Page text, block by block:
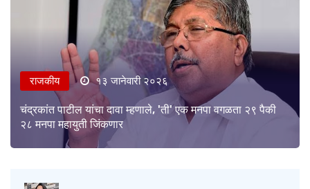
राजकीय १३ जानेवारी २०२६
चंद्रकांत पाटील यांचा दावा म्हणाले, 'ती' एक मनपा वगळता २९ पैकी
२८ मनपा महायुती जिंकणार